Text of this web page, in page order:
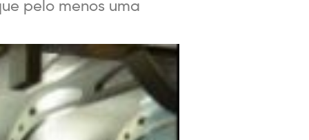
pelo menos uma